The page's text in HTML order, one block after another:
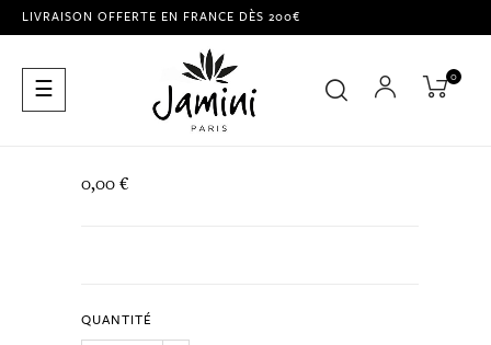
LIVRAISON OFFERTE EN FRANCE DÈS 200€
Basculer
la
☰ 0
0,00 €
QUANTITÉ